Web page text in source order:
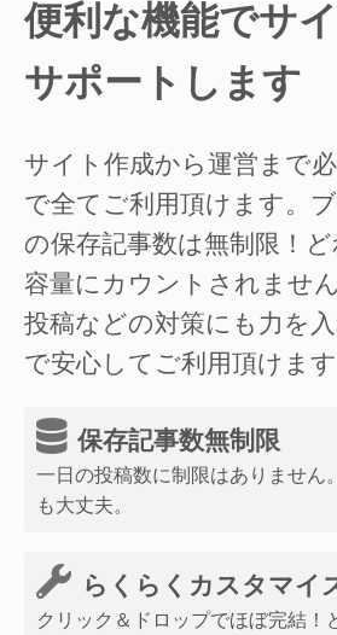
便利な機能でサ
サポートします
サイト作成から運営まで
で全てご利用頂けます。
の保存記事数は無制限！
容量にカウントされませ
投稿などの対策にも力を
で安心してご利用頂けます
保存記事数無制限
一日の投稿数に制限はありません
も大丈夫。
らくらくカスタマイ
クリック＆ドロップでほぼ完結！